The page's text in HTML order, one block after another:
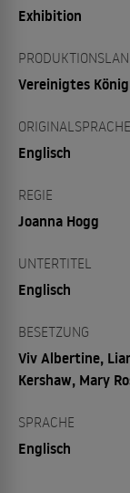
Exhibition
Vereinigtes
ORIGINALSPRACHE
Englisch
REGIE
Joanna Hogg
UNTERTITEL
Englisch
BESETZUNG
Viv Albertine,
Kershaw, Mary
SPRACHE
Englisch